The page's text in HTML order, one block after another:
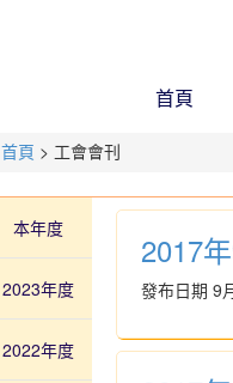
首頁
首頁 > 工會會刊
本年度
2023年度
2022年度
2017
發布日期 9